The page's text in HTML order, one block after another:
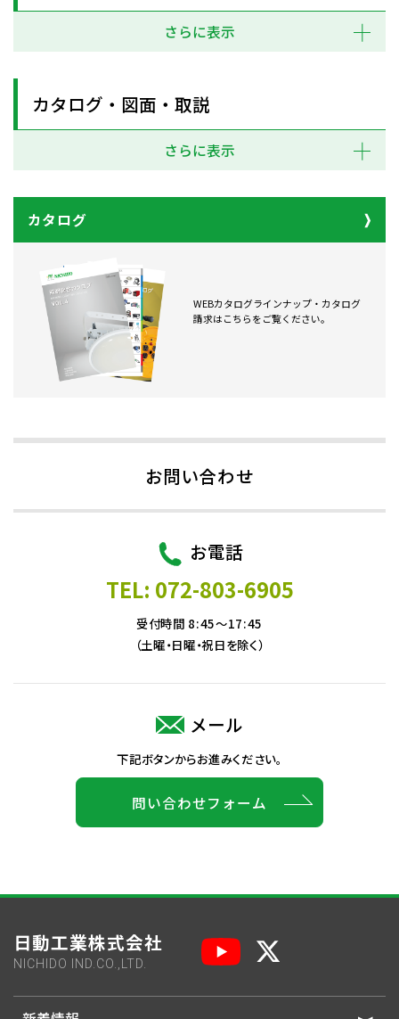
さらに表示
カタログ・図面・取説
さらに表示
カタログ
WEBカタログラインナップ・カタログ
請求はこちらをご覧ください。
お問い合わせ
お電話
TEL: 072-803-6905
受付時間 8:45～17:45
（土曜・日曜・祝日を除く）
メール
下記ボタンからお進みください。
問い合わせフォーム
日動工業株式会社
NICHIDO IND.CO.,LTD.